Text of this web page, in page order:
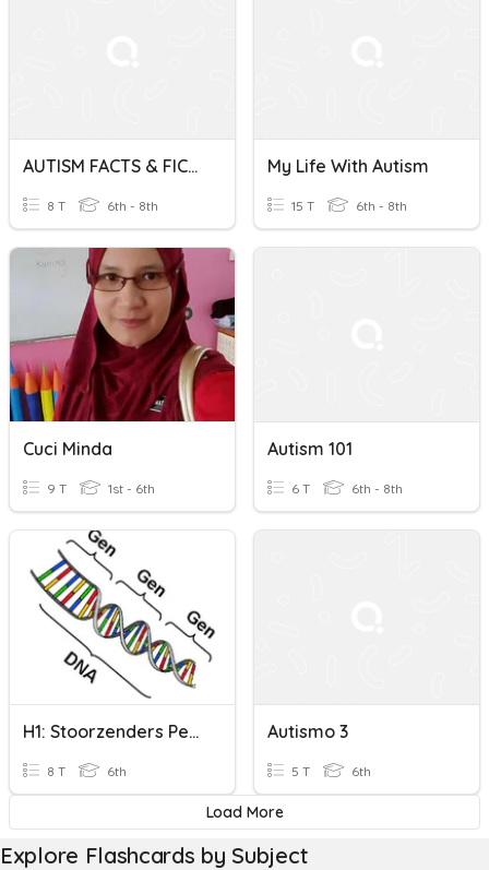
AUTISM FACTS & FICTION
8 T 6th - 8th
My Life With Autism
15 T 6th - 8th
Cuci Minda
9 T 1st - 6th
Autism 101
6 T 6th - 8th
H1: Stoorzenders Persoonlijkheidsontwikkeling
8 T 6th
Autismo 3
5 T 6th
Load More
Explore Flashcards by Subject